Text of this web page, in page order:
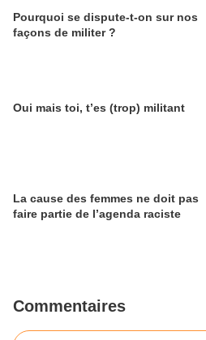
Pourquoi se dispute-t-on sur nos
façons de militer ?
Oui mais toi, t’es (trop) militant
La cause des femmes ne doit pas
faire partie de l’agenda raciste
Commentaires